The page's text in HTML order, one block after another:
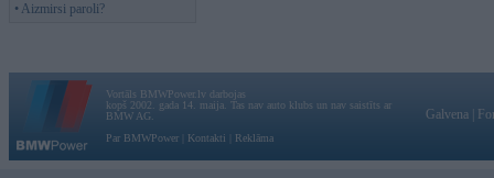
• Aizmirsi paroli?
Vortāls BMWPower.lv darbojas
kopš 2002. gada 14. maija. Tas nav auto klubs un nav saistīts ar
BMW AG.
Par BMWPower
Kontakti Reklāma
Galvena